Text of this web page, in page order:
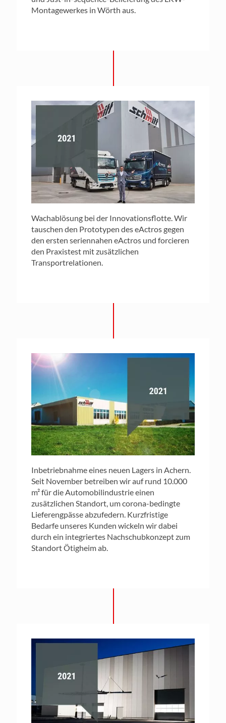
Montagewerkes in Wörth aus.
Wachablösung bei der Innovationsflotte. Wir
tauschen den Prototypen des eActros gegen
den ersten seriennahen eActros und forcieren
den Praxistest mit zusätzlichen
Transportrelationen.
Inbetriebnahme eines neuen Lagers in Achern.
Seit November betreiben wir auf rund 10.000
m² für die Automobilindustrie einen
zusätzlichen Standort, um corona-bedingte
Lieferengpässe abzufedern. Kurzfristige
Bedarfe unseres Kunden wickeln wir dabei
durch ein integriertes Nachschubkonzept zum
Standort Ötigheim ab.